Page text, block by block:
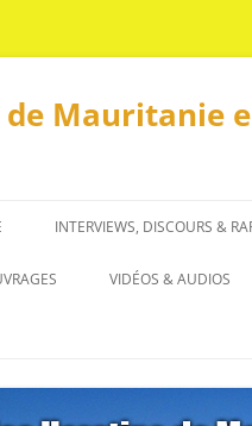
Mauritanie
INTERVIEWS, DISCOURS &
INTERVIEWSVIDÉOS & AUDIOS